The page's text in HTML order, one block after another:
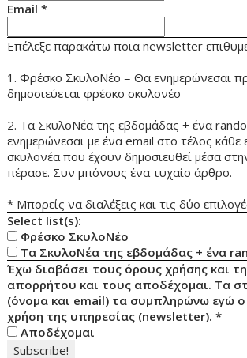
Email*
Επέλεξε παρακάτω ποια newsletter
1. Φρέσκο ΣκυλοΝέο = Θα ενημερώνεσαι
δημοσιεύεται φρέσκο σκυλονέο
2. Τα ΣκυλοΝέα της εβδομάδας + ένα
ενημερώνεσαι με ένα email στο τέλος κάθε
σκυλονέα που έχουν δημοσιευθεί μέσα
πέρασε. Συν μπόνους ένα τυχαίο άρθρο.
* Μπορείς να διαλέξεις και τις δύο
Select list(s):
Φρέσκο ΣκυλοΝέο
Τα ΣκυλοΝέα της εβδομάδας + ένα
Έχω διαβάσει τους όρους χρήσης και
απορρήτου και τους αποδέχομαι. Τα
(όνομα και email) τα συμπληρώνω εγώ ο
χρήση της υπηρεσίας (newsletter).*
Αποδέχομαι